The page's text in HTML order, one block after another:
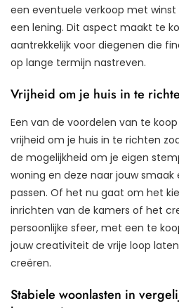
een eventuele verkoop met
een lening. Dit aspect maakt te
aantrekkelijk voor diegenen die
op lange termijn nastreven.
Vrijheid om je huis in te
Een van de voordelen van te
vrijheid om je huis in te richten
de mogelijkheid om je eigen
woning en deze naar jouw
passen. Of het nu gaat om het
inrichten van de kamers of het
persoonlijke sfeer, met een te
jouw creativiteit de vrije loop
creëren.
Stabiele woonlasten in